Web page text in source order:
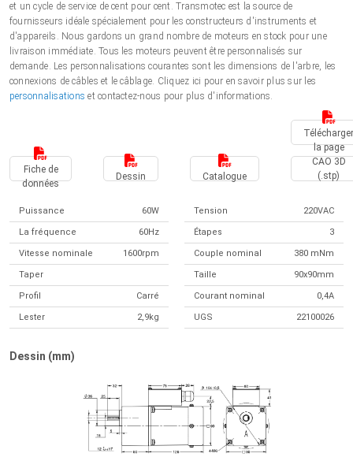
Suomi (EUR)
Svenska (SEK)
et un cycle de service de cent pour cent. Transmotec est la source de
fournisseurs idéale spécialement pour les constructeurs d'instruments et
d'appareils. Nous gardons un grand nombre de moteurs en stock pour une
livraison immédiate. Tous les moteurs peuvent être personnalisés sur
demande. Les personnalisations courantes sont les dimensions de l'arbre, les
connexions de câbles et le câblage. Cliquez ici pour en savoir plus sur les
personnalisationset contactez-nous pour plus d'informations.
Télécharger
la page
Fiche de
données
Dessin Catalogue
CAO 3D
(.stp)
Puissance 60W Tension 220VAC
La fréquence 60Hz Étapes 3
Vitesse nominale 1600rpm Couple nominal 380 mNm
Taper Taille 90x90mm
Profil Carré Courant nominal 0,4A
Lester 2,9kg UGS 22100026
Dessin (mm)